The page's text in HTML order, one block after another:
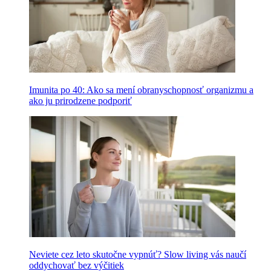
Imunita po 40: Ako sa mení obranyschopnosť organizmu a
ako ju prirodzene podporiť
Neviete cez leto skutočne vypnúť? Slow living vás naučí
oddychovať bez výčitiek